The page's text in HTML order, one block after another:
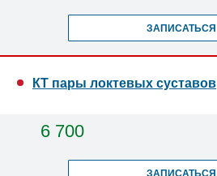
ЗАПИСАТЬСЯ
КТ пары локтевых суставов
6 700
ЗАПИСАТЬСЯ